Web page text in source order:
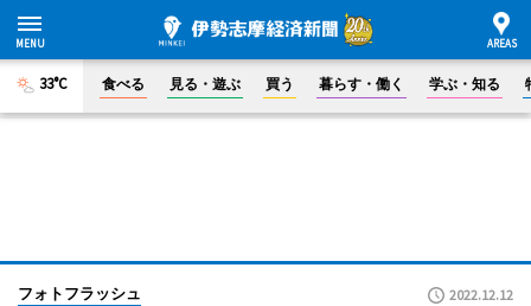
33°C 食べる 見る・遊ぶ 買う 暮らす・働く 学ぶ・知る
フォトフラッシュ 2022.12.12